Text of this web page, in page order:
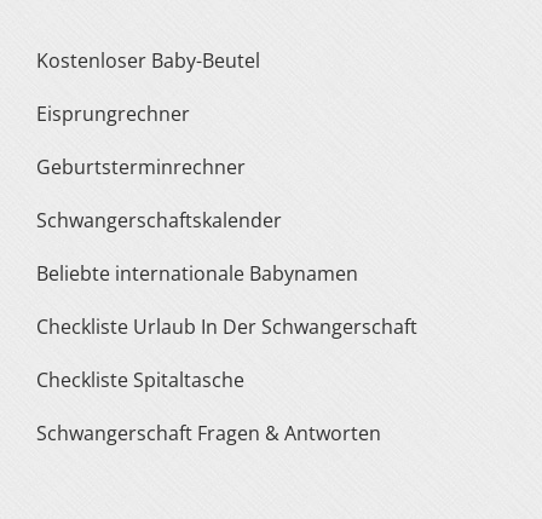
Kostenloser Baby-Beutel
Eisprungrechner
Geburtsterminrechner
Schwangerschaftskalender
Beliebte internationale Babynamen
Checkliste Urlaub In Der Schwangerschaft
Checkliste Spitaltasche
Schwangerschaft Fragen & Antworten